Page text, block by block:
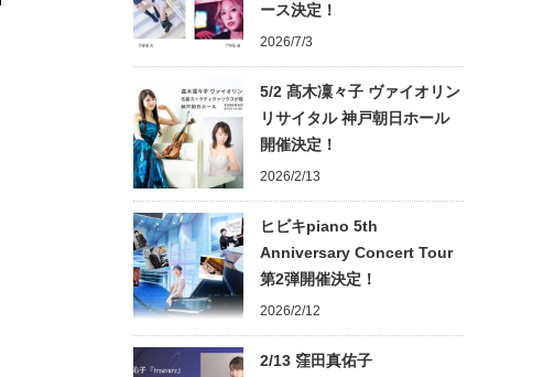
ース決定！
2026/7/3
5/2 髙木凜々子 ヴァイオリン
リサイタル 神戸朝日ホール
開催決定！
2026/2/13
ヒビキpiano 5th
Anniversary Concert Tour
第2弾開催決定！
2026/2/12
2/13 窪田真佑子